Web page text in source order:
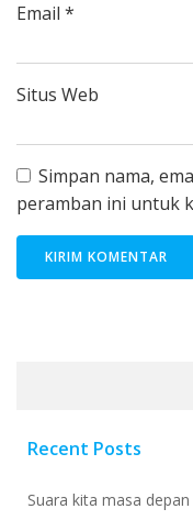
Email *
Situs Web
Simpan nama,
peramban ini untuk
Recent Posts
Suara kita masa